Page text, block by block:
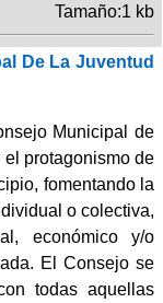
Tamaño:1 kb
De La Juventud
Municipal de
el protagonismo de
fomentando la
o colectiva,
económico y/o
El Consejo se
todas aquellas